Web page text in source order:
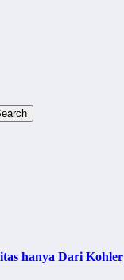
hanya Dari Kohler